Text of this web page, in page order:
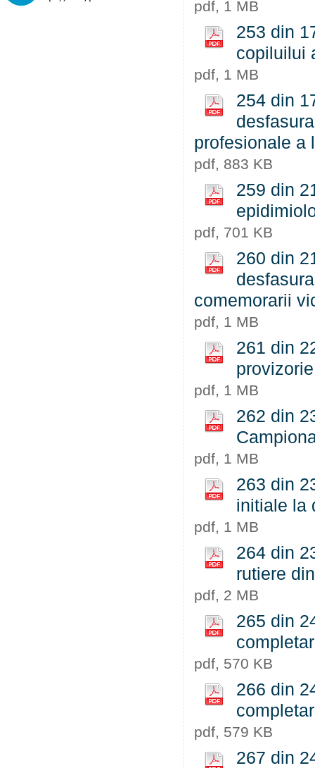
pdf, 1 MB
253 din
copiluilui
pdf, 1 MB
254 din
profesionale a
pdf, 883 KB
259 din
pdf, 701 KB
260 din
comemorarii
pdf, 1 MB
261 din
pdf, 1 MB
262 din
pdf, 1 MB
263 din
initiale la
pdf, 1 MB
264 din
rutiere
pdf, 2 MB
265 din
pdf, 570 KB
266 din
pdf, 579 KB
267 din